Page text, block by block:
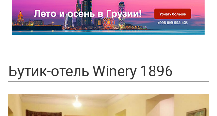
Бутик-отель Winery 1896